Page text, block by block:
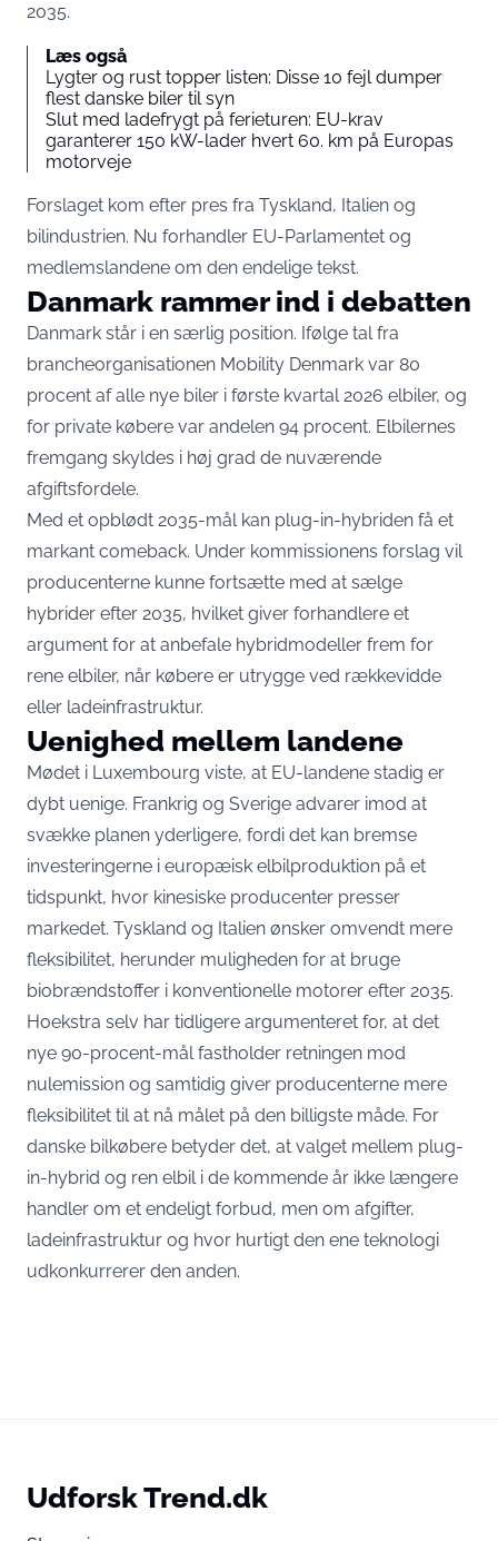
2035.
Læs også
Lygter og rust topper listen: Disse 10 fejl dumper
flest danske biler til syn
Slut med ladefrygt på ferieturen: EU-krav
garanterer 150 kW-lader hvert 60. km på Europas
motorveje
Forslaget kom efter pres fra Tyskland, Italien og
bilindustrien. Nu forhandler EU-Parlamentet og
medlemslandene om den endelige tekst.
Danmark rammer ind i debatten
Danmark står i en særlig position. Ifølge tal fra
brancheorganisationen Mobility Denmark var 80
procent af alle nye biler i første kvartal 2026 elbiler, og
for private købere var andelen 94 procent. Elbilernes
fremgang skyldes i høj grad de nuværende
afgiftsfordele.
Med et opblødt 2035-mål kan plug-in-hybriden få et
markant comeback. Under kommissionens forslag vil
producenterne kunne fortsætte med at sælge
hybrider efter 2035, hvilket giver forhandlere et
argument for at anbefale hybridmodeller frem for
rene elbiler, når købere er utrygge ved rækkevidde
eller ladeinfrastruktur.
Uenighed mellem landene
Mødet i Luxembourg viste, at EU-landene stadig er
dybt uenige. Frankrig og Sverige advarer imod at
svække planen yderligere, fordi det kan bremse
investeringerne i europæisk elbilproduktion på et
tidspunkt, hvor kinesiske producenter presser
markedet. Tyskland og Italien ønsker omvendt mere
fleksibilitet, herunder muligheden for at bruge
biobrændstoffer i konventionelle motorer efter 2035.
Hoekstra selv har tidligere argumenteret for, at det
nye 90-procent-mål fastholder retningen mod
nulemission og samtidig giver producenterne mere
fleksibilitet til at nå målet på den billigste måde. For
danske bilkøbere betyder det, at valget mellem plug-
in-hybrid og ren elbil i de kommende år ikke længere
handler om et endeligt forbud, men om afgifter,
ladeinfrastruktur og hvor hurtigt den ene teknologi
udkonkurrerer den anden.
Udforsk Trend.dk